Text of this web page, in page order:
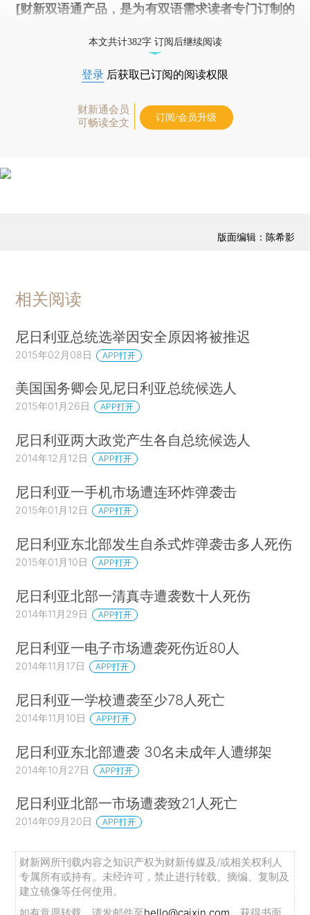
[财新双语通产品，是为有双语需求读者专门订制的
本文共计382字 订阅后继续阅读
登录 后获取已订阅的阅读权限
财新通会员
可畅读全文
订阅/会员升级
版面编辑：陈希影
相关阅读
尼日利亚总统选举因安全原因将被推迟
2015年02月08日 APP打开
美国国务卿会见尼日利亚总统候选人
2015年01月26日 APP打开
尼日利亚两大政党产生各自总统候选人
2014年12月12日 APP打开
尼日利亚一手机市场遭连环炸弹袭击
2015年01月12日 APP打开
尼日利亚东北部发生自杀式炸弹袭击多人死伤
2015年01月10日 APP打开
尼日利亚北部一清真寺遭袭数十人死伤
2014年11月29日 APP打开
尼日利亚一电子市场遭袭死伤近80人
2014年11月17日 APP打开
尼日利亚一学校遭袭至少78人死亡
2014年11月10日 APP打开
尼日利亚东北部遭袭 30名未成年人遭绑架
2014年10月27日 APP打开
尼日利亚北部一市场遭袭致21人死亡
2014年09月20日 APP打开
财新网所刊载内容之知识产权为财新传媒及/或相关权利人
专属所有或持有。未经许可，禁止进行转载、摘编、复制及
建立镜像等任何使用。